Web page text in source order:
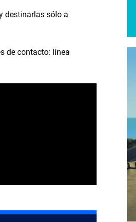
destinarlas sólo a
de contacto: línea